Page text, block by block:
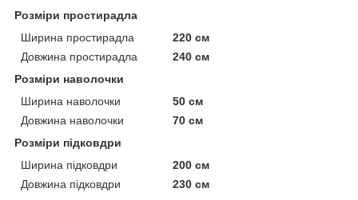
Розміри простирадла
Ширина простирадла
220 см
Довжина простирадла
240 см
Розміри наволочки
Ширина наволочки
50 см
Довжина наволочки
70 см
Розміри підковдри
Ширина підковдри
200 см
Довжина підковдри
230 см